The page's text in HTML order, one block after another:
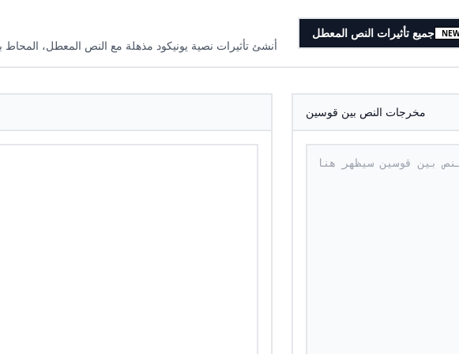
أنشئ تأثيرات نصية يونيكود مذهلة مع النص المعطل، المحاط
جميع تأثيرات النص المعطل
أدخل
مخرجات النص بين قوسين